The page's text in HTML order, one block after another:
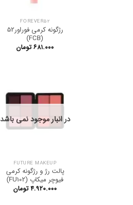
FOREVER52
رژگونه کرمی فوراور52
(FCB)
۶۸۱.۰۰۰ تومان
در انبار موجود نمی باشد
FUTURE MAKEUP
پالت رژ و رژگونه کرمی
فیوچر میکاپ (FU102)
۴.۹۲۰.۰۰۰ تومان